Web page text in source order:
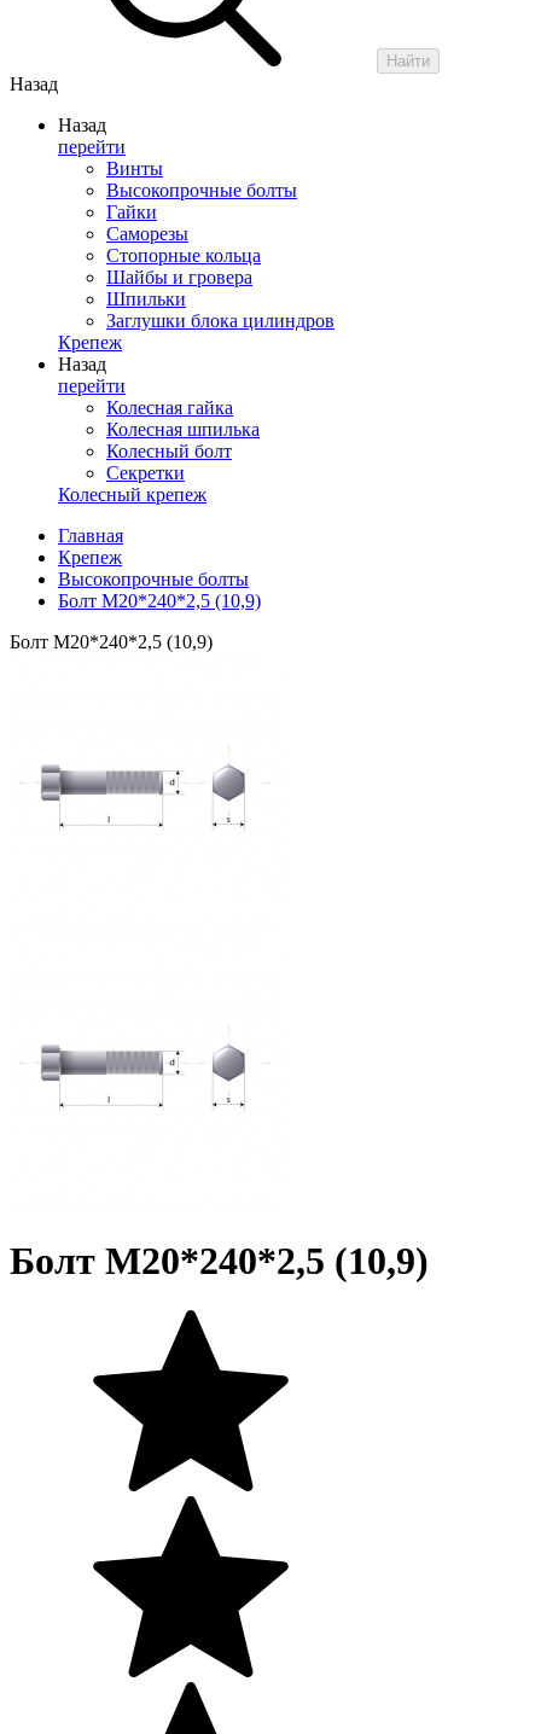
Найти
Назад
Назад
перейти
Винты
Высокопрочные болты
Гайки
Саморезы
Стопорные кольца
Шайбы и гровера
Шпильки
Заглушки блока цилиндров
Крепеж
Назад
перейти
Колесная гайка
Колесная шпилька
Колесный болт
Секретки
Колесный крепеж
Главная
Крепеж
Высокопрочные болты
Болт М20*240*2,5 (10,9)
Болт М20*240*2,5 (10,9)
Болт М20*240*2,5 (10,9)